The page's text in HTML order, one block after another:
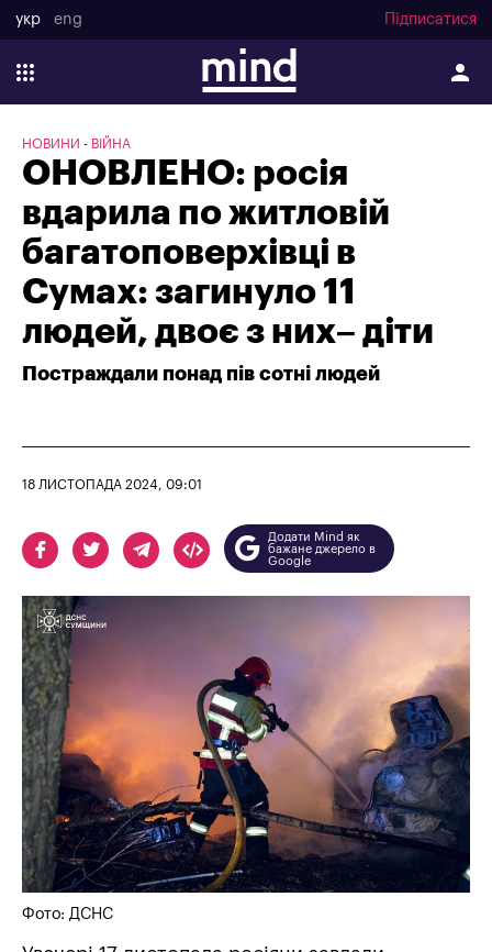
укр eng Підписатися
НОВИНИ ВІЙНА
ОНОВЛЕНО: росія
вдарила по житловій
багатоповерхівці в
Сумах: загинуло 11
людей, двоє з них– діти
Постраждали понад пів сотні людей
18 ЛИСТОПАДА 2024, 09:01
Додати Mind як
бажане джерело в
Google
Фото: ДСНС